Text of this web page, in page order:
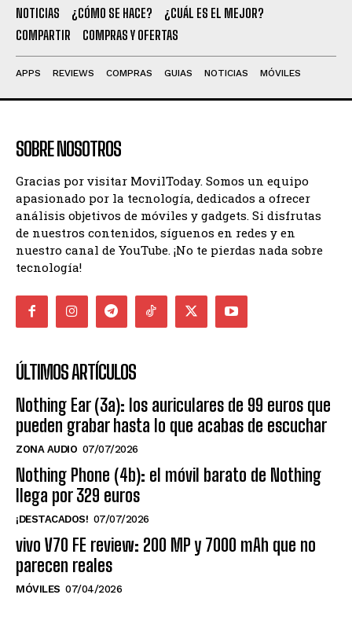
NOTICIAS ¿CÓMO SE HACE?
¿CUÁL ES EL MEJOR?
COMPARTIR
COMPRAS Y OFERTAS
APPS REVIEWS COMPRAS GUIAS NOTICIAS MÓVILES
SOBRE NOSOTROS
Gracias por visitar MovilToday. Somos un equipo
apasionado por la tecnología, dedicados a ofrecer
análisis objetivos de móviles y gadgets. Si disfrutas
de nuestros contenidos, síguenos en redes y en
nuestro canal de YouTube. ¡No te pierdas nada sobre
tecnología!
ÚLTIMOS ARTÍCULOS
Nothing Ear (3a): los auriculares de 99 euros que
pueden grabar hasta lo que acabas de escuchar
ZONA AUDIO 07/07/2026
Nothing Phone (4b): el móvil barato de Nothing
llega por 329 euros
¡DESTACADOS! 07/07/2026
vivo V70 FE review: 200 MP y 7000 mAh que no
parecen reales
MÓVILES 07/04/2026